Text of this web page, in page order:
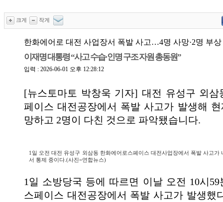
크게 작게
한화에어로 대전 사업장서 폭발 사고…4명 사망·2명 부상
이재명 대통령 “사고 수습·인명 구조 자원 총동원”
입력 : 2026-06-01 오후 12:28:12
[뉴스토마토 박창욱 기자] 대전 유성구 외삼
페이스 대전공장에서 폭발 사고가 발생해
망하고 2명이 다친 것으로 파악됐습니다.
1일 오전 대전 유성구 외삼동 한화에어로스페이스 대전사업장에서 폭발 사고가
서 통제 중이다.(사진=연합뉴스)
1일 소방당국 등에 따르면 이날 오전 10시
스페이스 대전공장에서 폭발 사고가 발생했